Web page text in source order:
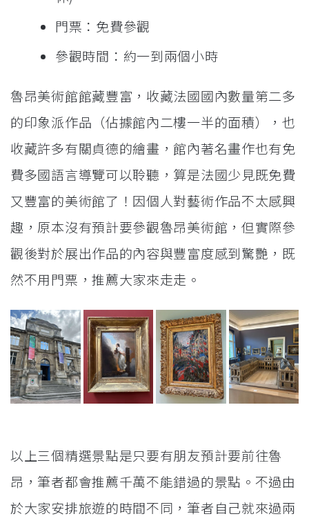
門票：免費參觀
參觀時間：約一到兩個小時
魯昂美術館館藏豐富，收藏法國國內數量第二多
的印象派作品（佔據館內二樓一半的面積），也
收藏許多有關貞德的繪畫，館內著名畫作也有免
費多國語言導覽可以聆聽，算是法國少見既免費
又豐富的美術館了！因個人對藝術作品不太感興
趣，原本沒有預計要參觀魯昂美術館，但實際參
觀後對於展出作品的內容與豐富度感到驚艷，既
然不用門票，推薦大家來走走。
以上三個精選景點是只要有朋友預計要前往魯
昂，筆者都會推薦千萬不能錯過的景點。不過由
於大家安排旅遊的時間不同，筆者自己就來過兩